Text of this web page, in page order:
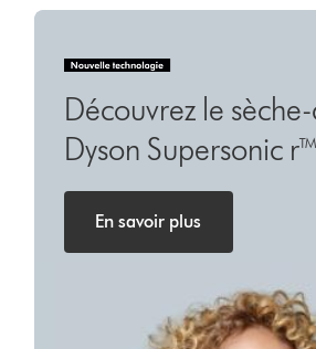
Découvrez le
Dyson Supersonic r™
En savoir plus